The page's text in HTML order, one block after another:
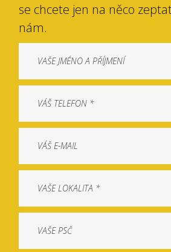
se chcete jen na něco
nám.